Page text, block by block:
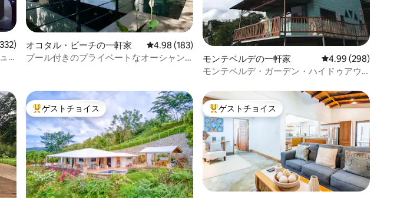
332件、5つ星中4.97つ星の平均評価
オコタル・ビーチの一軒家 レビュー183件、5つ星中4.98つ星の平均評価
4.98 (183)
プール付きのプライベートなオーシャン
モンテベルデの一軒家 レビュー298件、5つ星
4.99 (298)
モンテベルデ・ガーデン・ハイドゥアウ
大好評のゲストチョイスです。
ゲストチョイス 大好評のゲストチョイスです。
ゲストチョイス